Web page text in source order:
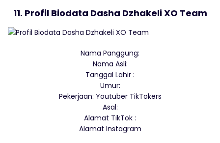
11. Profil Biodata Dasha Dzhakeli XO Team
Nama Panggung:
Nama Asli:
Tanggal Lahir :
Umur:
Pekerjaan: Youtuber TikTokers
Asal:
Alamat TikTok :
Alamat Instagram